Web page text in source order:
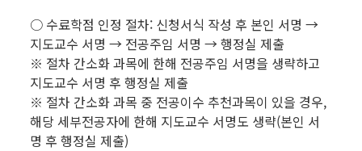
○ 수료학점 인정 절차: 신청서식 작성 후 본인 서명 →
지도교수 서명 → 전공주임 서명 → 행정실 제출
※ 절차 간소화 과목에 한해 전공주임 서명을 생략하고
지도교수 서명 후 행정실 제출
※ 절차 간소화 과목 중 전공이수 추천과목이 있을 경우,
해당 세부전공자에 한해 지도교수 서명도 생략(본인 서
명 후 행정실 제출)